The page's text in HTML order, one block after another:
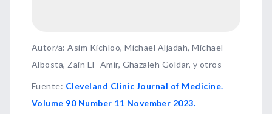
Autor/a: Asim Kichloo, Michael Aljadah, Michael
Albosta, Zain El -Amir, Ghazaleh Goldar, y otros
Fuente: Cleveland Clinic Journal of Medicine.
Volume 90 Number 11 November 2023.